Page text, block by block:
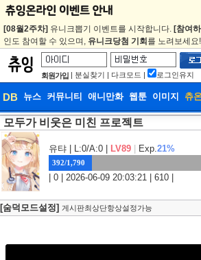
[08월2주차] 유니크뽑기 이벤트를 시작합니다. [참여
인도 참여할 수 있으며, 유니크당첨 기회 를 노려보세요!
회원가입 | 분실찾기 | 다크모드 | 로그인유지
DB 뉴스 커뮤니티 애니만화 웹툰 이미지 츄
DB 뉴스
웹툰 이미지
모두가 비웃은 미친 프로젝트
유탸 | L:0/A:0 | LV89 Exp.21%
392/1,790
| 0 | 2026-06-09 20:03:21 | 610 |
[숨덕모드설정] 게시판최상단항상설정가능